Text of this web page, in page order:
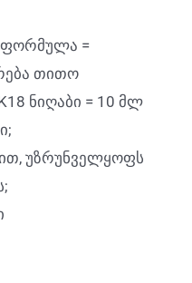
ფორმულა =
თითო
ნიღაბი = 10 მლ
უზრუნველყოფს